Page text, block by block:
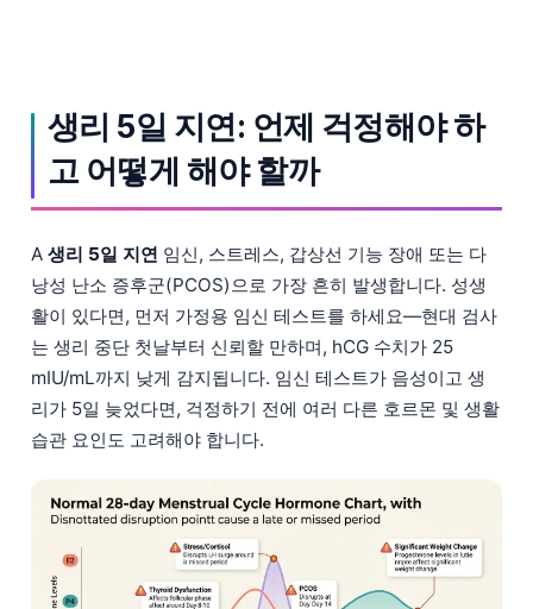
생리 5일 지연: 언제 걱정해야 하
고 어떻게 해야 할까
A 생리 5일 지연 임신, 스트레스, 갑상선 기능 장애 또는 다
낭성 난소 증후군(PCOS)으로 가장 흔히 발생합니다. 성생
활이 있다면, 먼저 가정용 임신 테스트를 하세요—현대 검사
는 생리 중단 첫날부터 신뢰할 만하며, hCG 수치가 25
mIU/mL까지 낮게 감지됩니다. 임신 테스트가 음성이고 생
리가 5일 늦었다면, 걱정하기 전에 여러 다른 호르몬 및 생활
습관 요인도 고려해야 합니다.